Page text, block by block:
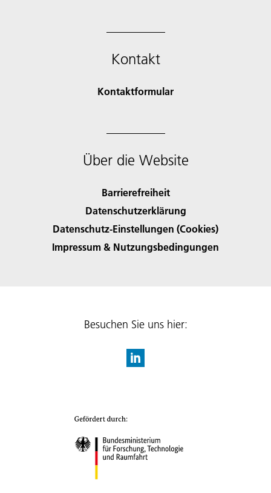
Kontakt
Kontaktformular
Über die Website
Barrierefreiheit
Datenschutzerklärung
Datenschutz-Einstellungen (Cookies)
Impressum & Nutzungsbedingungen
Besuchen Sie uns hier: